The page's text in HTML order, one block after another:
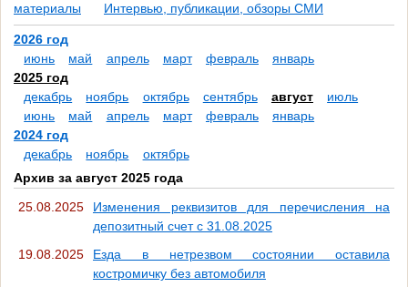
материалы
Интервью, публикации, обзоры СМИ
2026 год
июнь
май апрель март февраль
январь
2025 год
декабрь
ноябрь октябрь сентябрь август
июль
июнь
май апрель март февраль
январь
2024 год
декабрь
ноябрь
октябрь
Архив за август 2025 года
25.08.2025
Изменения реквизитов для перечисления на
депозитный счет с 31.08.2025
19.08.2025
Езда в нетрезвом состоянии оставила
костромичку без автомобиля